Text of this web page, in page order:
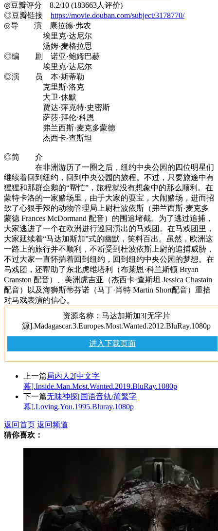
◎豆瓣评分 8.2/10 (183663人评价)
◎豆瓣链接 https://movie.douban.com/subject/3178770/
◎导 演 康拉德·弗农
埃里克·达尼尔
汤姆·麦格拉思
◎编 剧 诺亚·鲍姆巴赫
埃里克·达尼尔
◎演 员 本·斯蒂勒
克里斯·洛克
大卫·休默
贾达·萍克特·史密斯
萨莎·拜伦·科恩
弗兰西斯·麦克多蒙德
杰西卡·查斯坦
◎简 介
在非洲游历了一圈之后，纽约中央公园的四位明星们
继续着回到纽约，回到中央公园的旅程。不过，只要旅途中有
猩猩和那群企鹅的“帮忙”，旅程就没有想象中的那么顺利。在
蒙特卡洛的一家赌场里，由于大家的耍宝，大闹赌场，进而招
致了心狠手辣的动物管理局上尉杜波依斯（弗兰西斯·麦克多
蒙德 Frances McDormand 配音）的围追堵截。为了逃过追捕，
大家逃进了一个在欧洲进行巡回演出的马戏团。在马戏团里，
大家延续着“马达加斯加”式的幽默，笑料百出。虽然，欧洲这
一路上的旅行并不顺利，不断受到杜波依斯上尉的追捕威胁，
不过大家一直怀揣着回到纽约，回到纽约中央公园的梦想。在
马戏团，还帮助了东北虎维塔利（布莱恩·科兰斯顿 Bryan
Cranston 配音）、美洲虎吉亚（杰西卡·查斯坦 Jessica Chastain
配音）以及海狮斯蒂芬诺（马丁·肖特 Martin Short配音）重拾
对马戏表演的信心。
资源名称：马达加斯加3[无字片
源].Madagascar.3.Europes.Most.Wanted.2012.BluRay.1080p
进入下载页面
上一篇局内人2[中文字
幕].Inside.Man.Most.Wanted.2019.BluRay.1080p
下一篇无味神探[国语音轨/简繁字
幕].Loving.You.1995.Bluray.1080p
返回首页 返回频道
猜你喜欢：